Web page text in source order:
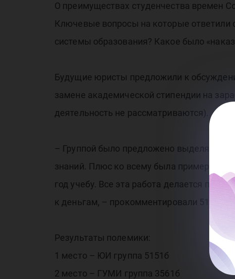
О преимуществах студенчества времен
Ключевые вопросы на которые ответили
системы образования? Какое было
Будущие юристы предложили к
замене академической стипендии на
деятельность не рассматриваются).
– Группой было предложено выделять
знаний. Плюс ко всему была примерно
год учебу. Все эта работа делается
к деньгам, – прокомментировали 5151б.
Результаты полемики:
1 место – ЮИ группа 5151б
2 место – ГУМИ группа 3561б